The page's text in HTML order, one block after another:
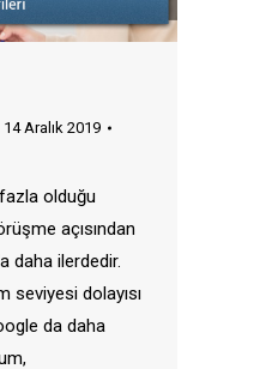
14 Aralık 2019
fazla olduğu
açısından
daha ilerdedir.
seviyesi dolayısı
da daha